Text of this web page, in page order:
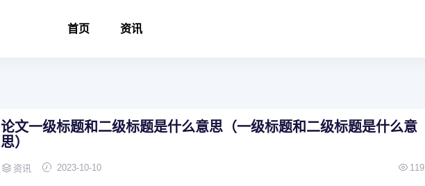
首页 资讯
论文一级标题和二级标题是什么意思（一级标题和二级标题是什么意
思）
资讯 2023-10-10 119